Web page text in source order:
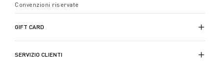
Convenzioni riservate
GIFT CARD
SERVIZIO CLIENTI